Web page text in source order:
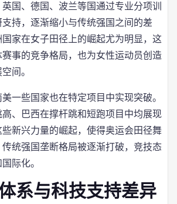
国、德国、波兰等国通过专业分项训
持，逐渐缩小与传统强国之间的差
家在女子田径上的崛起尤为明显，这
事的竞争格局，也为女性运动员创造
间。
一些国家也在特定项目中实现突破。
、巴西在撑杆跳和短跑项目中均展现
新兴力量的崛起，使得奥运会田径舞
统强国垄断格局被逐渐打破，竞技态
际化。
系与科技支持差异